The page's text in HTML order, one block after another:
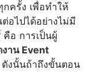
ครั้ง เพื่อทำให้
อไปได้อย่างไม่มี
คือ การเป็นผู้
งาน Event
ดังนั้นถ้าถึงขั้นตอน